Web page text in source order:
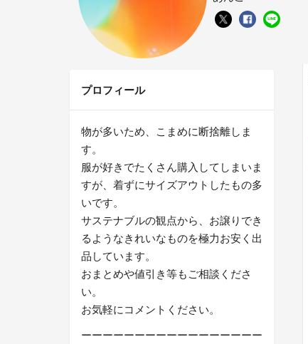
プロフィール
物が多いため、こまめに断捨離しま
す。
服が好きでたくさん購入してしまいま
すが、着ずにサイズアウトしたもの多
いです。
サステナブルの観点から、お譲りでき
るようなきれいなものを極力お安く出
品しています。
おまとめや値引き等もご相談くださ
い。
お気軽にコメントください。
ーーーーーーーーーーーーーーーーー